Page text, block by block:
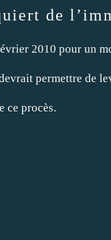
de
2010 pour un
permettre de
ce procès.